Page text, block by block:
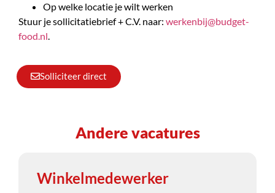
Op welke locatie je wilt werken
Stuur je sollicitatiebrief + C.V. naar: werkenbij@budget-
food.nl.
Solliciteer direct
Andere vacatures
Winkelmedewerker